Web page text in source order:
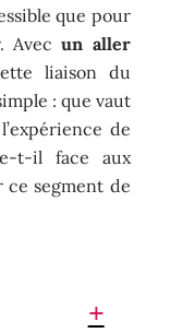
que pour
Avecun aller
liaison du
: que vaut
de
t-il face aux
segment de